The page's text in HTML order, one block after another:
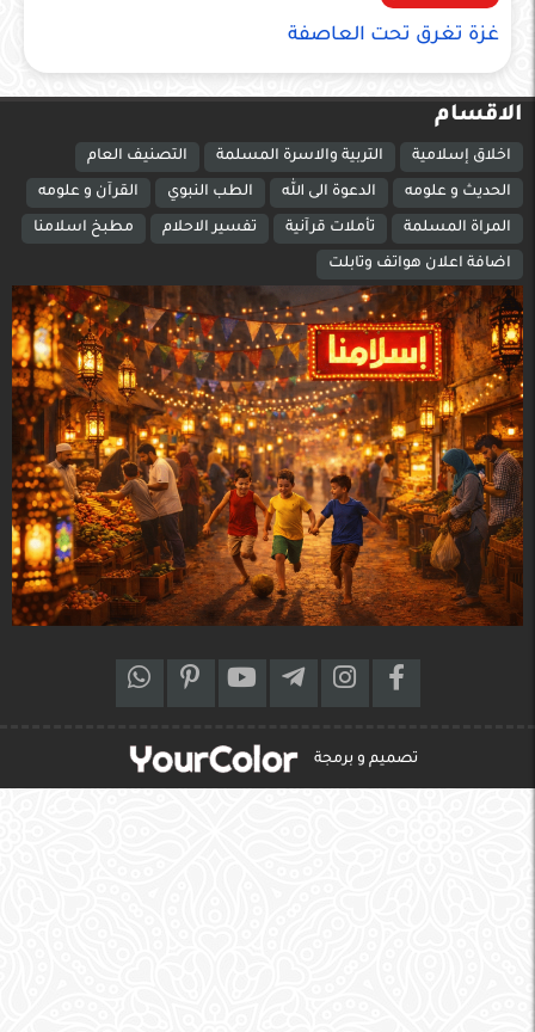
غزة تغرق تحت العاصفة
الاقسام
اخلاق إسلامية التربية والاسرة المسلمة التصنيف العام
الحديث و علومه الدعوة الى الله الطب النبوي القرآن و علومه
المراة المسلمة تأملات قرآنية تفسير الاحلام مطبخ اسلامنا
اضافة اعلان هواتف وتابلت
تصميم و برمجة